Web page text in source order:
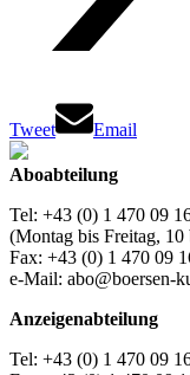
Tweet Email
Aboabteilung
Tel: +43 (0) 1 470 09
(Montag bis Freitag,
Fax: +43 (0) 1 470 09
e-Mail: abo@boersen-
Anzeigenabteilung
Tel: +43 (0) 1 470 09